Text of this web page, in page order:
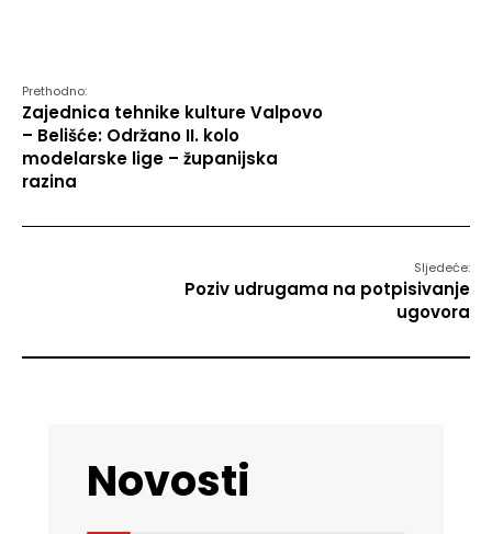
Prethodno:
Zajednica tehnike kulture Valpovo
– Belišće: Održano II. kolo
modelarske lige – županijska
razina
Sljedeće:
Poziv udrugama na potpisivanje
ugovora
Novosti